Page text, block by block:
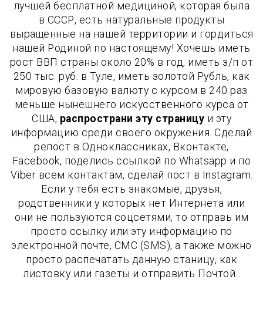
лучшей бесплатной медициной, которая была
в СССР, есть натуральные продукты
выращенные на нашей территории и гордиться
нашей Родиной по настоящему! Хочешь иметь
рост ВВП страны около 20% в год, иметь з/п от
250 тыс. руб. в Туле, иметь золотой Рубль, как
мировую базовую валюту с курсом в 240 раз
меньше нынешнего искусственного курса от
США, распространи эту страницу и эту
информацию среди своего окружения. Сделай
репост в Одноклассниках, Вконтакте,
Facebook, поделись ссылкой по Whatsapp и по
Viber всем контактам, сделай пост в Instagram.
Если у тебя есть знакомые, друзья,
родственники у которых нет Интернета или
они не пользуются соцсетями, то отправь им
просто ссылку или эту информацию по
электронной почте, СМС (SMS), а также можно
просто распечатать данную станицу, как
листовку или газеты и отправить Почтой .